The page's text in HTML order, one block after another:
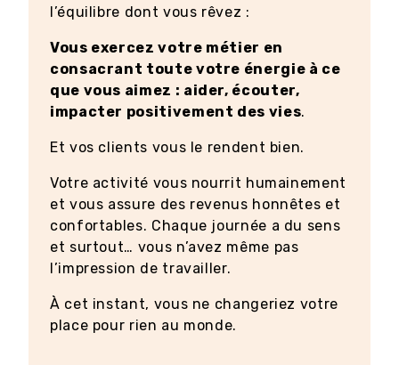
l’équilibre dont vous rêvez :
Vous exercez votre métier en
consacrant toute votre énergie à ce
que vous aimez : aider, écouter,
impacter positivement des vies.
Et vos clients vous le rendent bien.
Votre activité vous nourrit humainement
et vous assure des revenus honnêtes et
confortables. Chaque journée a du sens
et surtout… vous n’avez même pas
l’impression de travailler.
À cet instant, vous ne changeriez votre
place pour rien au monde.